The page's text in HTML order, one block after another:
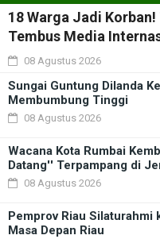
18 Warga Jadi
Tembus Media
08 Agustus 2026
Sungai Guntung Dilanda
Membumbung Tinggi
08 Agustus 2026
Wacana Kota Rumbai
Datang'' Terpampang di
08 Agustus 2026
Pemprov Riau Silaturahmi
Masa Depan Riau